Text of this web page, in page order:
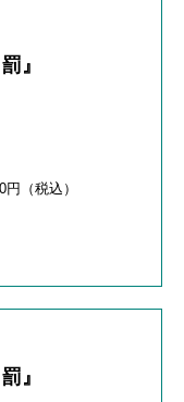
』
円（税込）
』